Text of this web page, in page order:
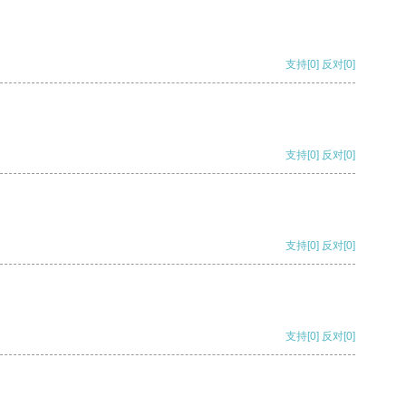
支持[0] 反对[0]
支持[0] 反对[0]
支持[0] 反对[0]
支持[0] 反对[0]